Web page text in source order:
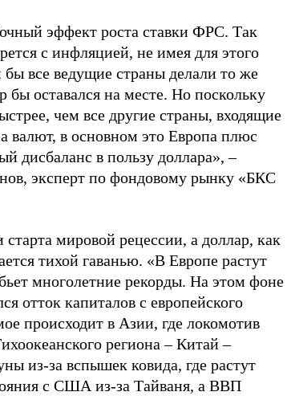
эффект роста ставки ФРС. Так
с инфляцией, не имея для этого
все ведущие страны делали то же
бы оставался на месте. Но поскольку
чем все другие страны, входящие
валют, в основном это Европа плюс
дисбаланс в пользу доллара», –
эксперт по фондовому рынку «БКС
мировой рецессии, а доллар, как
тихой гаванью. «В Европе растут
многолетние рекорды. На этом фоне
отток капиталов с европейского
происходит в Азии, где локомотив
региона – Китай –
из-за вспышек ковида, где растут
с США из-за Тайваня, а ВВП